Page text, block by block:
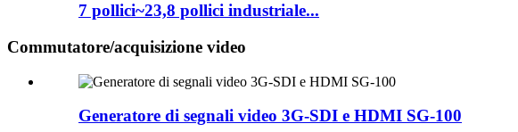
7 pollici~23,8 pollici industriale...
Commutatore/acquisizione video
Generatore di segnali video 3G-SDI e HDMI SG-100